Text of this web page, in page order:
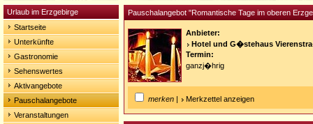
Urlaub im Erzgebirge
Startseite
Unterkünfte
Gastronomie
Sehenswertes
Aktivangebote
Pauschalangebote
Veranstaltungen
Pauschalangebot "Romantische Tage im oberen
Anbieter:
Hotel und G�stehaus
Termin:
ganzj�hrig
merken | Merkzettel anzeigen